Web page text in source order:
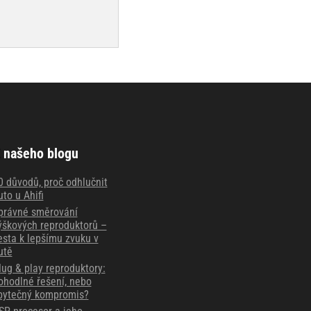
našeho blogu
důvodů, proč odhlučnit
u Ahifi
směrování
reproduktorů –
k lepšímu zvuku v
& play reproduktory:
řešení, nebo
kompromis?